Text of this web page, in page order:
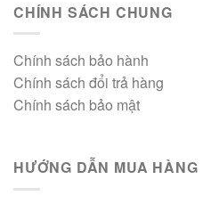
CHÍNH SÁCH CHUNG
Chính sách bảo hành
Chính sách đổi trả hàng
Chính sách bảo mật
HƯỚNG DẪN MUA HÀNG